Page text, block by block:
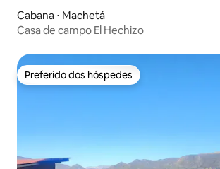
Cabana ⋅ Machetá
Casa de campo El Hechizo
Preferido dos hóspedes
Preferido dos hóspedes